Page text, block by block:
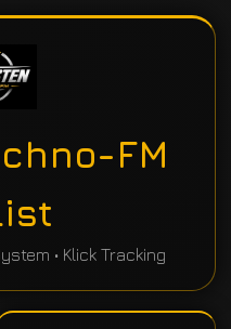
FM
• Klick Tracking